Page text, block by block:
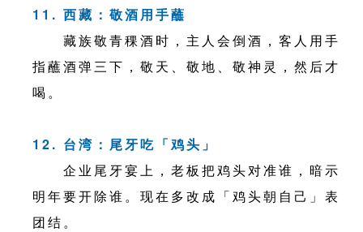
11. 西藏：敬酒用手蘸
藏族敬青稞酒时，主人会倒酒，客人用手
指蘸酒弹三下，敬天、敬地、敬神灵，然后才
喝。
12. 台湾：尾牙吃「鸡头」
企业尾牙宴上，老板把鸡头对准谁，暗示
明年要开除谁。现在多改成「鸡头朝自己」表
团结。